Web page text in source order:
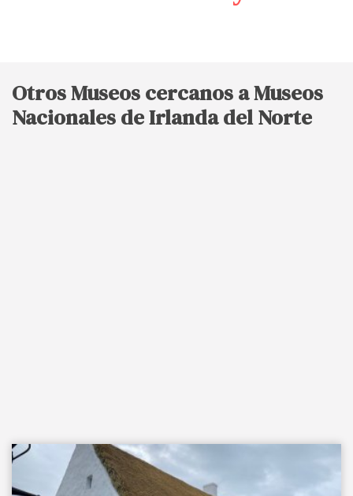
Otros Museos cercanos a Museos
Nacionales de Irlanda del Norte